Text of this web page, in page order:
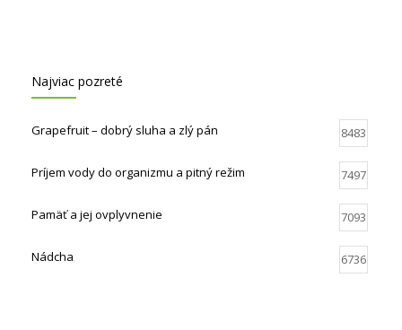
Najviac pozreté
Grapefruit – dobrý sluha a zlý pán 8483
Príjem vody do organizmu a pitný režim 7497
Pamäť a jej ovplyvnenie 7093
Nádcha 6736